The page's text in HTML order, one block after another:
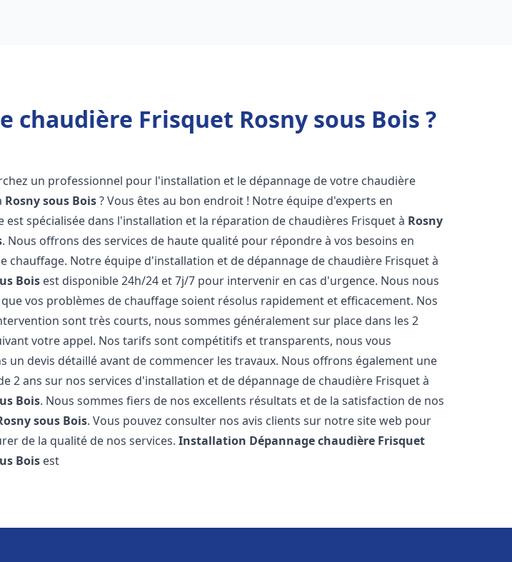
Frisquet Rosny sous Bois ?
un professionnel pour l'installation et le dépannage de votre chaudière
Rosny sous Bois? Vous êtes au bon endroit ! Notre équipe d'experts en
est spécialisée dans l'installation et la réparation de chaudières Frisquet à Rosny
. Nous offrons des services de haute qualité pour répondre à vos besoins en
chauffage. Notre équipe d'installation et de dépannage de chaudière Frisquet à
Bois est disponible 24h/24 et 7j/7 pour intervenir en cas d'urgence. Nous nous
vos problèmes de chauffage soient résolus rapidement et efficacement. Nos
sont très courts, nous sommes généralement sur place dans les 2
votre appel. Nos tarifs sont compétitifs et transparents, nous vous
un devis détaillé avant de commencer les travaux. Nous offrons également une
2 ans sur nos services d'installation et de dépannage de chaudière Frisquet à
Bois. Nous sommes fiers de nos excellents résultats et de la satisfaction de nos
sous Bois. Vous pouvez consulter nos avis clients sur notre site web pour
de la qualité de nos services.Installation Dépannage chaudière Frisquet
Bois est